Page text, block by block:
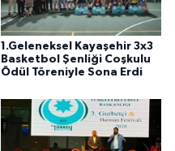
1.Geleneksel Kayaşehir 3x3
Basketbol Şenliği Coşkulu
Ödül Töreniyle Sona Erdi